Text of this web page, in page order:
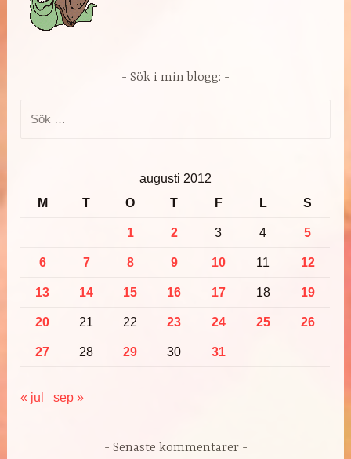
Sök i min blogg:
augusti 2012
M
T O T F L S
1 2 3 4 5
6 7 8 9 10 11 12
13 14 15 16 17 18 19
20 21 22 23 24 25 26
27 28 29 30 31
« jul sep »
Senaste kommentarer